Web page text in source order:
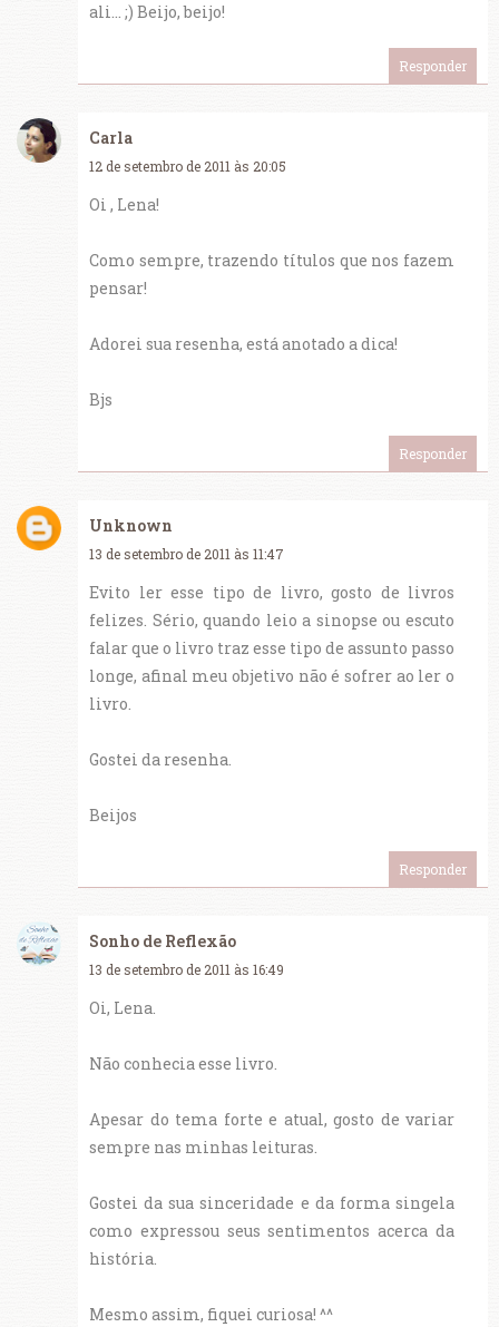
ali... ;) Beijo, beijo!
Responder
Carla
12 de setembro de 2011 às 20:05
Oi , Lena!
Como sempre, trazendo títulos que nos fazem
pensar!
Adorei sua resenha, está anotado a dica!
Bjs
Responder
Unknown
13 de setembro de 2011 às 11:47
Evito ler esse tipo de livro, gosto de livros
felizes. Sério, quando leio a sinopse ou escuto
falar que o livro traz esse tipo de assunto passo
longe, afinal meu objetivo não é sofrer ao ler o
livro.
Gostei da resenha.
Beijos
Responder
Sonho de Reflexão
13 de setembro de 2011 às 16:49
Oi, Lena.
Não conhecia esse livro.
Apesar do tema forte e atual, gosto de variar
sempre nas minhas leituras.
Gostei da sua sinceridade e da forma singela
como expressou seus sentimentos acerca da
história.
Mesmo assim, fiquei curiosa! ^^